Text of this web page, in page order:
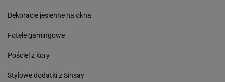
Dekoracje jesienne na okna
Fotele gamingowe
Pościel z kory
Stylowe dodatki z Sinsay